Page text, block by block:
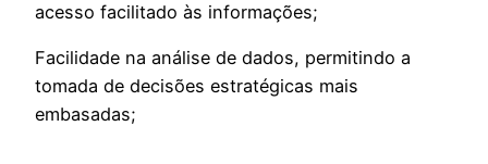
acesso facilitado às informações;
Facilidade na análise de dados, permitindo a
tomada de decisões estratégicas mais
embasadas;